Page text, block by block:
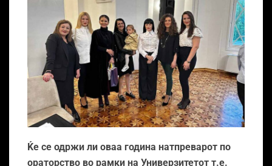
Ќе се одржи ли оваа година натпреварот по
ораторство во рамки на Универзитетот т.е.